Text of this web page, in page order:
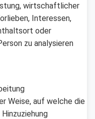
wirtschaftlicher
Interessen,
oder
zu analysieren
Weise, auf welche die